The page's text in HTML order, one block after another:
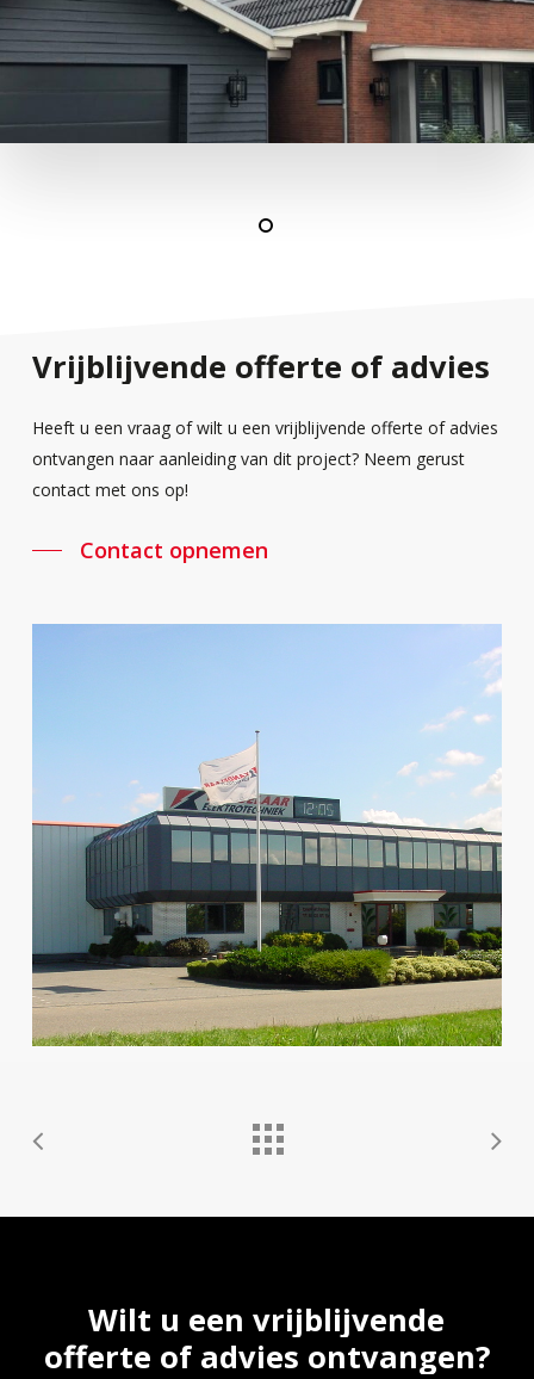
Vrijblijvende offerte of advies
Heeft u een vraag of wilt u een vrijblijvende offerte of advies
ontvangen naar aanleiding van dit project? Neem gerust
contact met ons op!
Contact opnemen
Wilt u een vrijblijvende
offerte of advies ontvangen?